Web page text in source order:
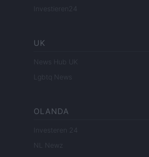
Investieren24
UK
News Hub UK
Lgbtq News
OLANDA
Investeren 24
NL Newz